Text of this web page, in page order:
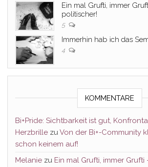
Ein mal Grufti, immer
politischer!
5
Immerhin hab ich das
4
KOMMENTARE
Bi+Pride: Sichtbarkeit ist gut,
Herzbrille zuVon der Bi+-Community
schon keinem auf!
Melanie zu Ein mal Grufti, immer